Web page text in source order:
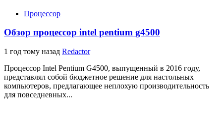
Процессор
Обзор процессор intel pentium g4500
1 год тому назад Redactor
Процессор Intel Pentium G4500, выпущенный в 2016 году,
представлял собой бюджетное решение для настольных
компьютеров, предлагающее неплохую производительность
для повседневных...